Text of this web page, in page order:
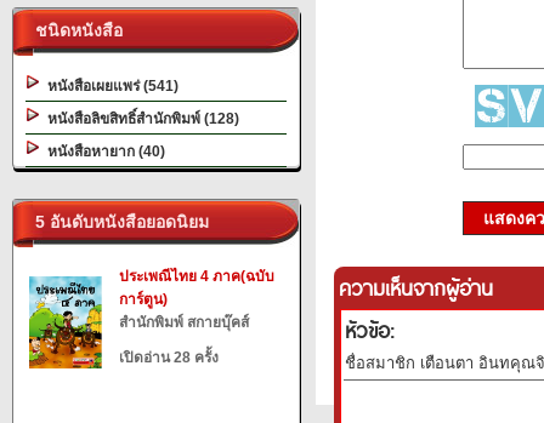
ชนิดหนังสือ
หนังสือเผยแพร่ (541)
หนังสือลิขสิทธิ์สำนักพิมพ์ (128)
หนังสือหายาก (40)
5 อันดับหนังสือยอดนิยม
ประเพณีไทย 4 ภาค(ฉบับ
การ์ตูน)
สำนักพิมพ์ สกายบุ๊คส์
เปิดอ่าน 28 ครั้ง
แสดงค
ความเห็นจากผู้อ่าน
หัวข้อ:
ชื่อสมาชิก เตือนตา อินทคุณจิ